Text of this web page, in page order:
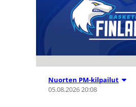
Nuorten PM-kilpailut
05.08.2026 20:08